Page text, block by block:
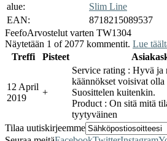
alue:
Slim Line
EAN:
8718215089537
FeefoArvostelut varten TW1304
Näytetään 1 of 2077 kommentit. Lue
Treffi
Pisteet
12 April
2019
+
Service rating : Hyvä ja
käännökset voisivat olla
Suosittelen kuitenkin.
Product : On sitä mitä
tyytyväinen
Tilaa uutiskirjeemme